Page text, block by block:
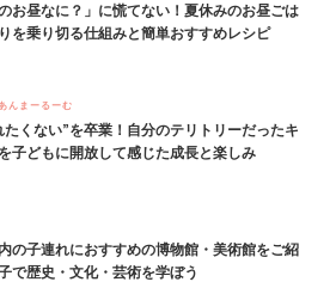
のお昼なに？」に慌てない！夏休みのお昼ごは
を乗り切る仕組みと簡単おすすめレシピ
んまーるーむ
たくない”を卒業！自分のテリトリーだったキ
子どもに開放して感じた成長と楽しみ
の子連れにおすすめの博物館・美術館をご紹
で歴史・文化・芸術を学ぼう